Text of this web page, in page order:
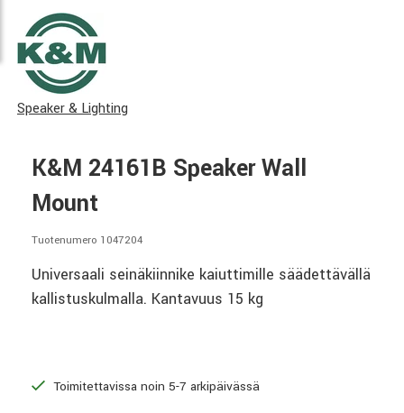
Speaker & Lighting
K&M 24161B Speaker Wall
Mount
Tuotenumero 1047204
Universaali seinäkiinnike kaiuttimille säädettävällä
kallistuskulmalla. Kantavuus 15 kg
Toimitettavissa noin 5-7 arkipäivässä